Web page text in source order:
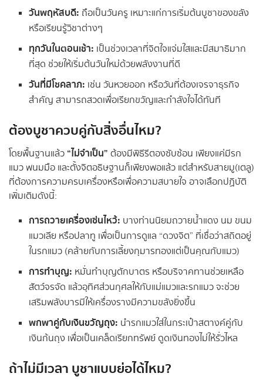
วันพฤหัสบดี: ถือเป็นวันครู เหมาะแก่การเริ่มต้นบูชาของขลัง
หรือเรียนรู้วิชาต่างๆ
ทุกวันในตอนเช้า: เป็นช่วงเวลาที่จิตใจแจ่มใสและมีสมาธิมาก
ที่สุด ช่วยให้เริ่มต้นวันใหม่ด้วยพลังงานที่ดี
วันที่มีโชคลาภ: เช่น วันหวยออก หรือวันที่ต้องเจรจาธุรกิจ
สำคัญ สามารถสวดเพื่อเรียกขวัญและกำลังใจได้ทันที
ต้องบูชาควบคู่กับสิ่งอื่นไหม?
โดยพื้นฐานแล้ว “ไม่จำเป็น” ต้องมีพิธีรีตองซับซ้อน เพียงแค่มีรก
แมว พนมมือ และตั้งจิตอธิษฐานก็เพียงพอแล้ว แต่สำหรับสายมู(เตลู)
ที่ต้องการความครบเครื่องหรือเพื่อความสบายใจ อาจเลือกปฏิบัติ
เพิ่มเติมดังนี้:
การถวายเครื่องเซ่นไหว้: บางท่านนิยมถวายน้ำแดง นม ขนม
แมวเลีย หรือปลาทู เพื่อเป็นการดูแล “ดวงจิต” ที่เชื่อว่าสถิตอยู่
ในรกแมว (คล้ายกับการเลี้ยงกุมารทองแต่เป็นคุณกับแมว)
การทำบุญ: หมั่นทำบุญตักบาตร หรือบริจาคทานช่วยเหลือ
สัตว์จรจัด แล้วอุทิศส่วนกุศลให้กับแม่แมวและรกแมว จะช่วย
เสริมพลังบารมีให้เครื่องรางมีความขลังยิ่งขึ้น
พกพาคู่กับเงินขวัญถุง: นำรกแมวใส่ในกระเป๋าสตางค์คู่กับ
เงินก้นถุง เพื่อเป็นเคล็ดเรียกทรัพย์ ดูดเงินทองไม่ให้รั่วไหล
ถ้าไม่มีเวลา บูชาแบบย่อได้ไหม?